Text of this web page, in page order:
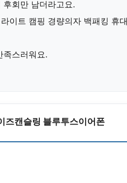
회만 남더라고요.
이트 캠핑 경량의자 백패킹 휴대
족스러워요.
즈캔슬링 블루투스이어폰